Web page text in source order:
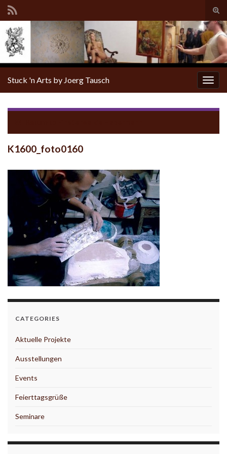
Stuck 'n Arts by Joerg Tausch
K1600_foto0160
CATEGORIES
Aktuelle Projekte
Ausstellungen
Events
Feierttagsgrüße
Seminare